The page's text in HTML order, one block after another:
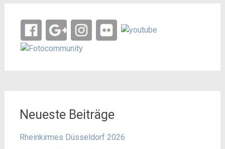
Neueste Beiträge
Rheinkirmes Düsseldorf 2026